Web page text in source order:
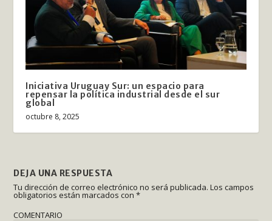
Iniciativa Uruguay Sur: un espacio para
repensar la política industrial desde el sur
global
octubre 8, 2025
DEJA UNA RESPUESTA
Tu dirección de correo electrónico no será publicada. Los campos
obligatorios están marcados con*
COMENTARIO